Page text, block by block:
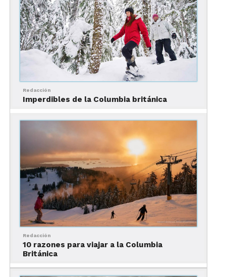
Ubicación:En la Columbia Británica, en la costa
suroeste de Canadá
Perfil de viajero ideal:Aventureros y amantes del
aire libre, aficionados del arte y la cultura, foodies
Tipo de experiencias:naturaleza, cultura,
Atractivos imperdibles
Stanley Park:El icónico parque
Redacción
Imperdibles de la Columbia británica
Redacción
10 razones para viajar a la Columbia
Británica